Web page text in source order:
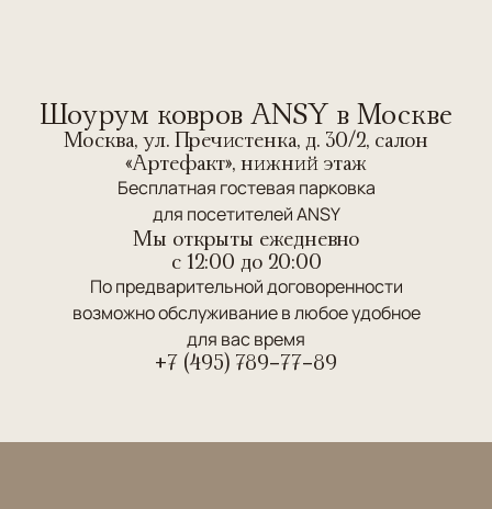
Шоурум ковров ANSY в Москве
Москва, ул. Пречистенка, д. 30/2, салон
«Артефакт», нижний этаж
Бесплатная гостевая парковка
для посетителей ANSY
Мы открыты ежедневно
c 12:00 до 20:00
По предварительной договоренности
возможно обслуживание в любое удобное
для вас время
+7 (495) 789-77-89